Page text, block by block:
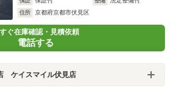
住所
京都府京都市伏見区
ぐ在庫確認・見積依頼
電話する
ケイスマイル伏見店